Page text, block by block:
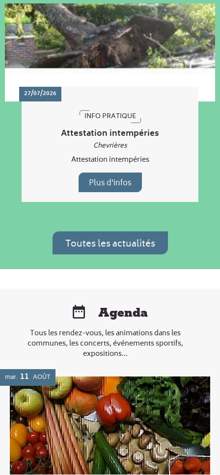
27/07/2026
INFO PRATIQUE
Attestation intempéries
Chevrières
Attestation intempéries
Plus d'infos
Toutes les actualités
Agenda
Tous les rendez-vous, les animations dans les
communes, les concerts, événements sportifs,
expositions...
mar. 11 AOÛT